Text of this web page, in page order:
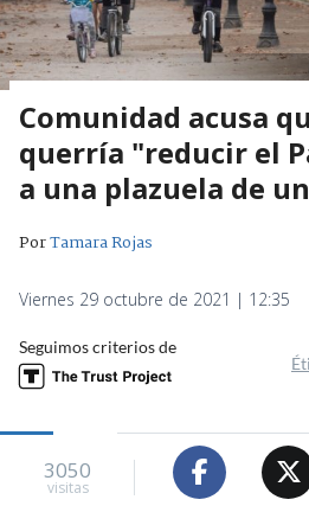
Comunidad acusa
querría "reducir el
a una plazuela de
PorTamara Rojas
Viernes 29 octubre de 2021 | 12:35
Seguimos criterios de
3050
visitas